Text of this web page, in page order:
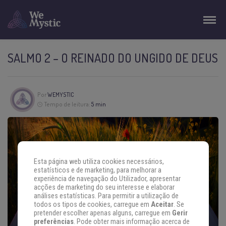
SALMO 2 – O REINADO DO UNGIDO DE DEUS
PorWEMYSTIC
Tempo de leitura: 5 min
Esta página web utiliza cookies necessários,
estatísticos e de marketing, para melhorar a
experiência de navegação do Utilizador, apresentar
acções de marketing do seu interesse e elaborar
análises estatísticas. Para permitir a utilização de
todos os tipos de cookies, carregue em Aceitar. Se
pretender escolher apenas alguns, carregue em Gerir
preferências. Pode obter mais informação acerca de